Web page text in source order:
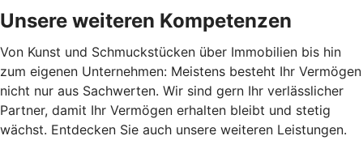
Unsere weiteren Kompetenzen
Von Kunst und Schmuckstücken über Immobilien bis hin
zum eigenen Unternehmen: Meistens besteht Ihr Vermögen
nicht nur aus Sachwerten. Wir sind gern Ihr verlässlicher
Partner, damit Ihr Vermögen erhalten bleibt und stetig
wächst. Entdecken Sie auch unsere weiteren Leistungen.